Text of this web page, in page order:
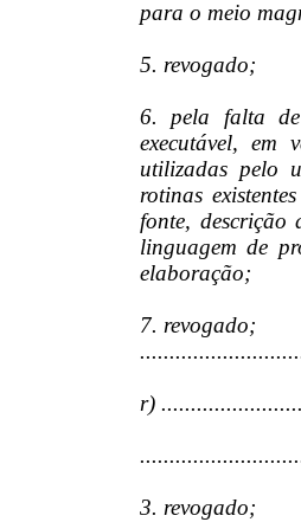
para o meio
5. revogado;
6. pela falta de
executável, em
utilizadas pelo
rotinas
fonte, descrição
linguagem de
elaboração;
7. revogado;
r)
3. revogado;